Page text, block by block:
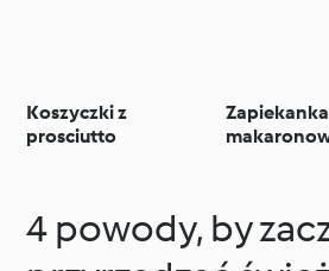
Koszyczki z
prosciutto
Zapiekanka
4 powody, by